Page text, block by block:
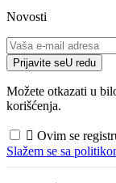
Novosti
Prijavite seU redu
Možete otkazati u
korišćenja.
 Ovim se
Slažem se sa